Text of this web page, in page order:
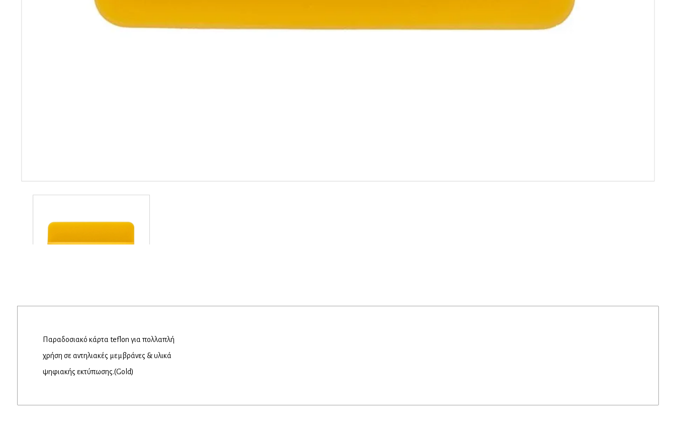
Παραδοσιακό κάρτα teflon για πολλαπλή
χρήση σε αντηλιακές μεμβράνες & υλικά
ψηφιακής εκτύπωσης.(Gold)